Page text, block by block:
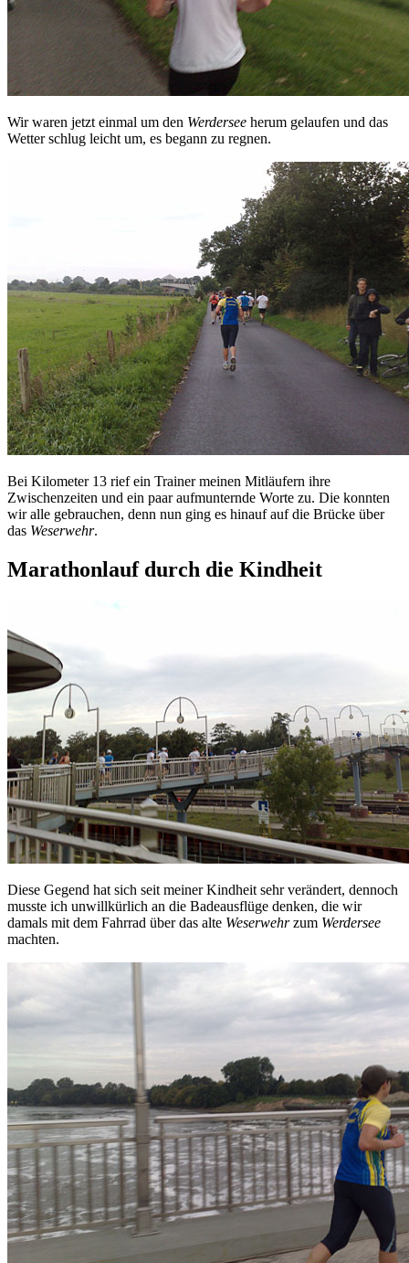
Wir waren jetzt einmal um den Werdersee herum gelaufen und das
Wetter schlug leicht um, es begann zu regnen.
Bei Kilometer 13 rief ein Trainer meinen Mitläufern ihre
Zwischenzeiten und ein paar aufmunternde Worte zu. Die konnten
wir alle gebrauchen, denn nun ging es hinauf auf die Brücke über
das Weserwehr.
Marathonlauf durch die Kindheit
Diese Gegend hat sich seit meiner Kindheit sehr verändert, dennoch
musste ich unwillkürlich an die Badeausflüge denken, die wir
damals mit dem Fahrrad über das alte Weserwehrzum Werdersee
machten.